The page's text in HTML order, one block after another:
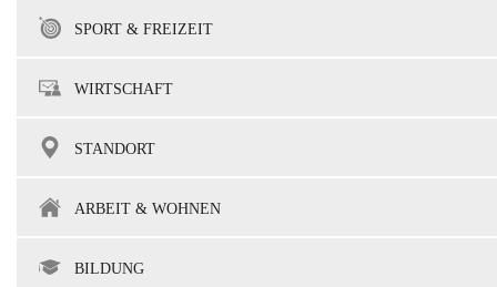
SPORT & FREIZEIT
WIRTSCHAFT
STANDORT
ARBEIT & WOHNEN
BILDUNG